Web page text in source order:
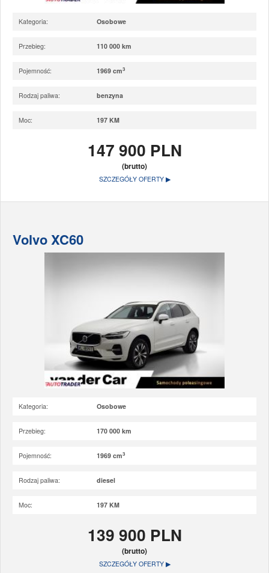
Kategoria: Osobowe
Przebieg: 110 000 km
Pojemność: 1969 cm3
Rodzaj paliwa: benzyna
Moc: 197 KM
147 900 PLN
(brutto)
SZCZEGÓŁY OFERTY ▶
Volvo XC60
Kategoria: Osobowe
Przebieg: 170 000 km
Pojemność: 1969 cm3
Rodzaj paliwa: diesel
Moc: 197 KM
139 900 PLN
(brutto)
SZCZEGÓŁY OFERTY ▶